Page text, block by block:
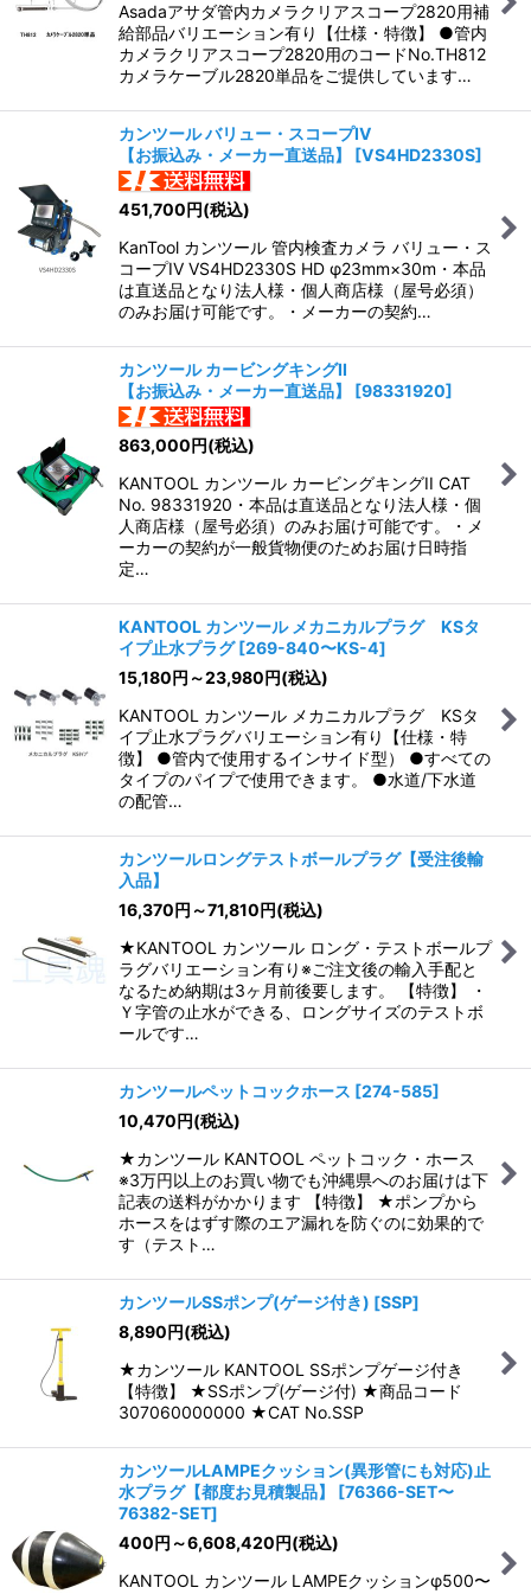
Asadaアサダ管内カメラクリアスコープ2820用補
給部品バリエーション有り【仕様・特徴】 ●管内
カメラクリアスコープ2820用のコードNo.TH812
カメラケーブル2820単品をご提供しています…
カンツール バリュー・スコープIV
【お振込み・メーカー直送品】
[VS4HD2330S]
451,700円(税込)
KanTool カンツール 管内検査カメラ バリュー・ス
コープIV VS4HD2330S HD φ23mm×30m・本品
は直送品となり法人様・個人商店様（屋号必須）
のみお届け可能です。・メーカーの契約…
カンツール カービングキングII
【お振込み・メーカー直送品】
[98331920]
863,000円(税込)
KANTOOL カンツール カービングキングII CAT
No. 98331920・本品は直送品となり法人様・個
人商店様（屋号必須）のみお届け可能です。・メ
ーカーの契約が一般貨物便のためお届け日時指
定…
KANTOOL カンツール メカニカルプラグ KSタ
イプ止水プラグ [269-840〜KS-4]
15,180円 ～23,980円(税込)
KANTOOL カンツール メカニカルプラグ KSタ
イプ止水プラグバリエーション有り【仕様・特
徴】 ●管内で使用するインサイド型） ●すべての
タイプのパイプで使用できます。 ●水道/下水道
の配管…
カンツールロングテストボールプラグ【受注後輸
入品】
16,370円 ～71,810円(税込)
★KANTOOL カンツール ロング・テストボールプ
ラグバリエーション有り※ご注文後の輸入手配と
なるため納期は3ヶ月前後要します。 【特徴】 ・
Ｙ字管の止水ができる、ロングサイズのテストボ
ールです…
カンツールペットコックホース [274-585]
10,470円(税込)
★カンツール KANTOOL ペットコック・ホース
※3万円以上のお買い物でも沖縄県へのお届けは下
記表の送料がかかります 【特徴】 ★ポンプから
ホースをはずす際のエア漏れを防ぐのに効果的で
す（テスト…
カンツールSSポンプ(ゲージ付き) [SSP]
8,890円(税込)
★カンツール KANTOOL SSポンプゲージ付き
【特徴】 ★SSポンプ(ゲージ付) ★商品コード
307060000000 ★CAT No.SSP
カンツールLAMPEクッション(異形管にも対応)止
水プラグ【都度お見積製品】
[76366-SET〜
76382-SET]
400円 ～6,608,420円(税込)
KANTOOL カンツール LAMPEクッションφ500〜